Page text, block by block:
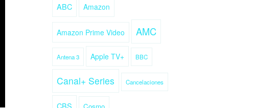
ABC Amazon
Amazon Prime Video AMC
Antena 3 Apple TV+ BBC
Canal+ Series Cancelaciones
CBS Cosmo